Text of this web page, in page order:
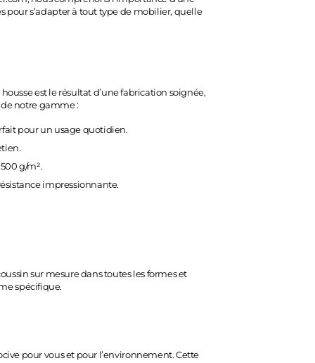
pour s’adapter à tout type de mobilier, quelle
est le résultat d’une fabrication soignée,
notre gamme :
pour un usage quotidien.
g/m².
impressionnante.
sur mesure dans toutes les formes et
spécifique.
pour vous et pour l’environnement. Cette